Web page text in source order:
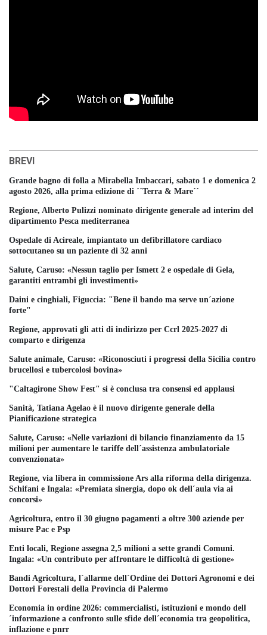
BREVI
Grande bagno di folla a Mirabella Imbaccari, sabato 1 e domenica 2
agosto 2026, alla prima edizione di ´´Terra & Mare´´
Regione, Alberto Pulizzi nominato dirigente generale ad interim del
dipartimento Pesca mediterranea
Ospedale di Acireale, impiantato un defibrillatore cardiaco
sottocutaneo su un paziente di 32 anni
Salute, Caruso: «Nessun taglio per Ismett 2 e ospedale di Gela,
garantiti entrambi gli investimenti»
Daini e cinghiali, Figuccia: "Bene il bando ma serve un´azione
forte"
Regione, approvati gli atti di indirizzo per Ccrl 2025-2027 di
comparto e dirigenza
Salute animale, Caruso: «Riconosciuti i progressi della Sicilia contro
brucellosi e tubercolosi bovina»
"Caltagirone Show Fest" si è conclusa tra consensi ed applausi
Sanità, Tatiana Agelao è il nuovo dirigente generale della
Pianificazione strategica
Salute, Caruso: «Nelle variazioni di bilancio finanziamento da 15
milioni per aumentare le tariffe dell´assistenza ambulatoriale
convenzionata»
Regione, via libera in commissione Ars alla riforma della dirigenza.
Schifani e Ingala: «Premiata sinergia, dopo ok dell´aula via ai
concorsi»
Agricoltura, entro il 30 giugno pagamenti a oltre 300 aziende per
misure Pac e Psp
Enti locali, Regione assegna 2,5 milioni a sette grandi Comuni.
Ingala: «Un contributo per affrontare le difficoltà di gestione»
Bandi Agricoltura, l´allarme dell´Ordine dei Dottori Agronomi e dei
Dottori Forestali della Provincia di Palermo
Economia in ordine 2026: commercialisti, istituzioni e mondo dell
´informazione a confronto sulle sfide dell´economia tra geopolitica,
inflazione e pnrr